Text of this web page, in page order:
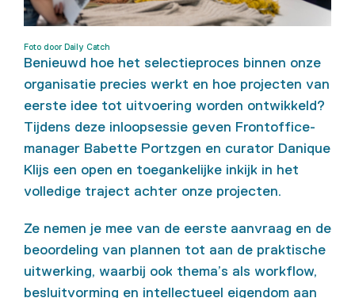
Foto door Daily Catch
Benieuwd hoe het selectieproces binnen onze
organisatie precies werkt en hoe projecten van
eerste idee tot uitvoering worden ontwikkeld?
Tijdens deze inloopsessie geven Frontoffice-
manager Babette Portzgen en curator Danique
Klijs een open en toegankelijke inkijk in het
volledige traject achter onze projecten.
Ze nemen je mee van de eerste aanvraag en de
beoordeling van plannen tot aan de praktische
uitwerking, waarbij ook thema’s als workflow,
besluitvorming en intellectueel eigendom aan